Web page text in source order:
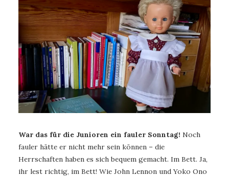
War das für die Junioren ein fauler Sonntag! Noch
fauler hätte er nicht mehr sein können – die
Herrschaften haben es sich bequem gemacht. Im Bett. Ja,
ihr lest richtig, im Bett! Wie John Lennon und Yoko Ono